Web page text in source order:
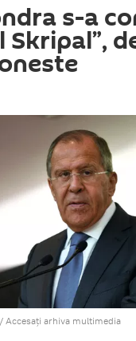
s-a
Skripal”,
/ Accesați arhiva multimedia